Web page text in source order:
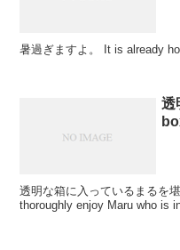
暑過ぎますよ。 It is already
透
透明な箱に入っているまるを
thoroughly enjoy Maru who is